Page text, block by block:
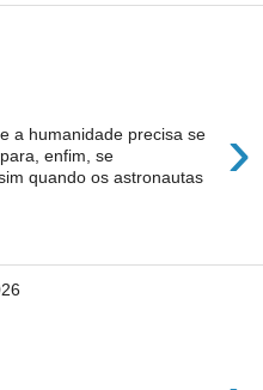
›
a humanidade precisa se
enfim, se
quando os astronautas